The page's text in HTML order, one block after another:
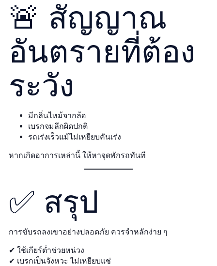
🚨 สัญญาณ
อันตรายที่ต้อง
ระวัง
มีกลิ่นไหม้จากล้อ
เบรกจมลึกผิดปกติ
รถเร่งเร็วแม้ไม่เหยียบคันเร่ง
หากเกิดอาการเหล่านี้ ให้หาจุดพักรถทันที
✅ สรุป
การขับรถลงเขาอย่างปลอดภัย ควรจำหลักง่าย ๆ
✔ ใช้เกียร์ต่ำช่วยหน่วง
✔ เบรกเป็นจังหวะ ไม่เหยียบแช่